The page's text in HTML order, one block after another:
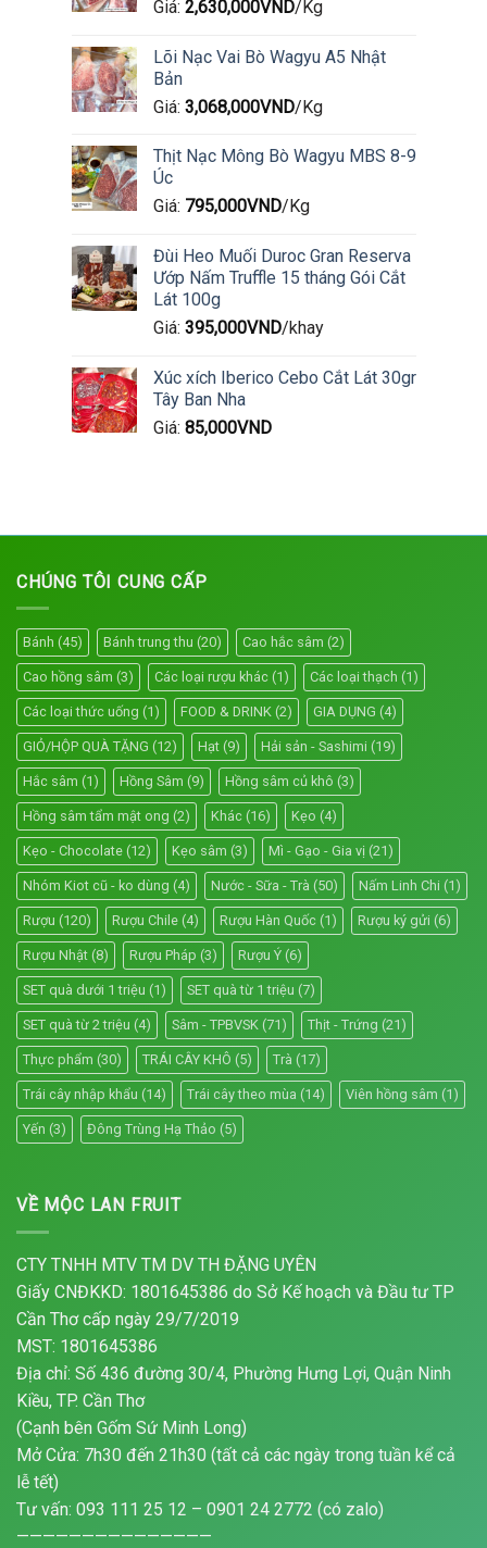
Giá: 2,630,000VND/Kg
Lõi Nạc Vai Bò Wagyu A5 Nhật
Bản
Giá: 3,068,000VND/Kg
Thịt Nạc Mông Bò Wagyu MBS 8-9
Úc
Giá: 795,000VND/Kg
Đùi Heo Muối Duroc Gran Reserva
Ướp Nấm Truffle 15 tháng Gói Cắt
Lát 100g
Giá: 395,000VND/khay
Xúc xích Iberico Cebo Cắt Lát 30gr
Tây Ban Nha
Giá: 85,000VND
CHÚNG TÔI CUNG CẤP
Bánh (45) Bánh trung thu (20) Cao hắc sâm (2)
Cao hồng sâm (3) Các loại rượu khác (1) Các loại thạch (1)
Các loại thức uống (1) FOOD & DRINK (2) GIA DỤNG (4)
GIỎ/HỘP QUÀ TẶNG (12) Hạt (9) Hải sản - Sashimi (19)
Hắc sâm (1) Hồng Sâm (9) Hồng sâm củ khô (3)
Hồng sâm tẩm mật ong (2) Khác (16) Kẹo (4)
Kẹo - Chocolate (12) Kẹo sâm (3) Mì - Gạo - Gia vị (21)
Nhóm Kiot cũ - ko dùng (4) Nước - Sữa - Trà (50) Nấm Linh Chi (1)
Rượu (120) Rượu Chile (4) Rượu Hàn Quốc (1) Rượu ký gửi (6)
Rượu Nhật (8) Rượu Pháp (3) Rượu Ý (6)
SET quà dưới 1 triệu (1) SET quà từ 1 triệu (7)
SET quà từ 2 triệu (4) Sâm - TPBVSK (71) Thịt - Trứng (21)
Thực phẩm (30) TRÁI CÂY KHÔ (5) Trà (17)
Trái cây nhập khẩu (14) Trái cây theo mùa (14) Viên hồng sâm (1)
Yến (3) Đông Trùng Hạ Thảo (5)
VỀ MỘC LAN FRUIT
CTY TNHH MTV TM DV TH ĐẶNG UYÊN
Giấy CNĐKKD: 1801645386 do Sở Kế hoạch và Đầu tư TP
Cần Thơ cấp ngày 29/7/2019
MST: 1801645386
Địa chỉ: Số 436 đường 30/4, Phường Hưng Lợi, Quận Ninh
Kiều, TP. Cần Thơ
(Cạnh bên Gốm Sứ Minh Long)
Mở Cửa: 7h30 đến 21h30 (tất cả các ngày trong tuần kể cả
lễ tết)
Tư vấn: 093 111 25 12 – 0901 24 2772 (có zalo)
———————————————